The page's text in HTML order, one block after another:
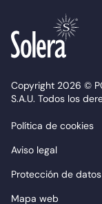
Copyright 2026 ©
S.A.U. Todos los
Política de cookies
Aviso legal
Protección de datos
Mapa web